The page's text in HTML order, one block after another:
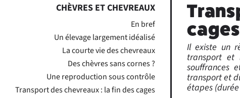
CHÈVRES ET CHEVREAUX
En bref
Un élevage largement idéalisé
La courte vie des chevreaux
Des chèvres sans cornes ?
Une reproduction sous contrôle
Transport des chevreaux : la fin des cages
Il existe un
transport et
souffrances
transport et
étapes